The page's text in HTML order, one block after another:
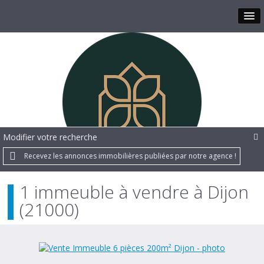
Modifier votre recherche
Recevez les annonces immobilières publiées par notre agence !
1 immeuble à vendre à Dijon
(21000)